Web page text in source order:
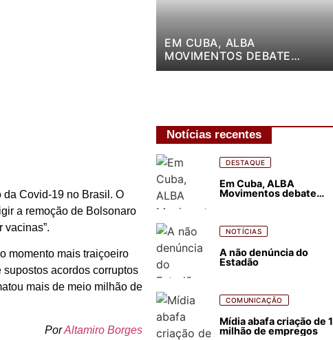
Covid-19 no Brasil. O
a remoção de Bolsonaro
vacinas”.
momento mais traiçoeiro
acordos corruptos
mais de meio milhão de
PorAltamiro Borges
EM CUBA, ALBA
MOVIMENTOS DEBATE
PLANO DE LUTA PARA OS
Notícias recentes
DESTAQUE
Em Cuba, ALBA
Movimentos debate
NOTÍCIAS
A não denúncia do
Estadão
COMUNICAÇÃO
Mídia abafa criação de 1
milhão de empregos